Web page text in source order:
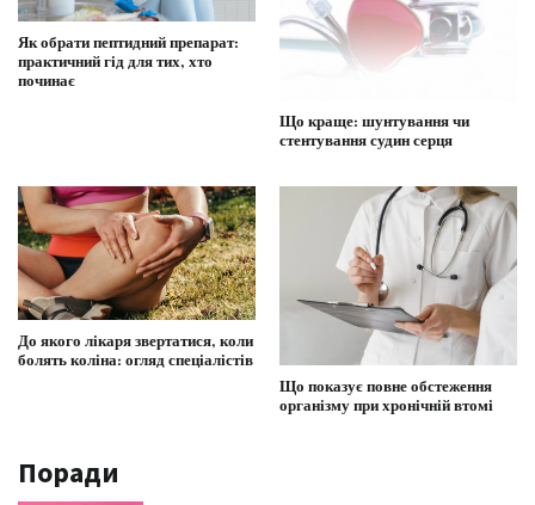
Як обрати пептидний препарат:
практичний гід для тих, хто
починає
Що краще: шунтування чи
стентування судин серця
До якого лікаря звертатися, коли
болять коліна: огляд спеціалістів
Що показує повне обстеження
організму при хронічній втомі
Поради